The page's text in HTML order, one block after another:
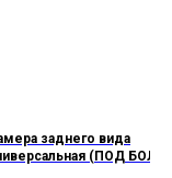
заднего вида
(ПОД БОЛТ)